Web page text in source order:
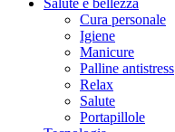
Cura personale
Igiene
Manicure
Palline antistress
Relax
Salute
Portapillole